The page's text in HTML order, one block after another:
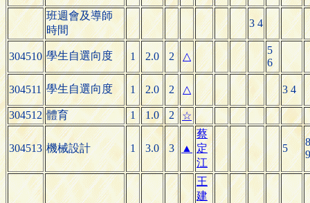
班週會及導師
時間
3 4
304510 學生自選向度 1 2.0 2 △
5
6
304511 學生自選向度 1 2.0 2 △ 3 4
304512 體育 1 1.0 2 ☆
304513 機械設計 1 3.0 3 ▲
蔡
定
江
5
8
9
王
建